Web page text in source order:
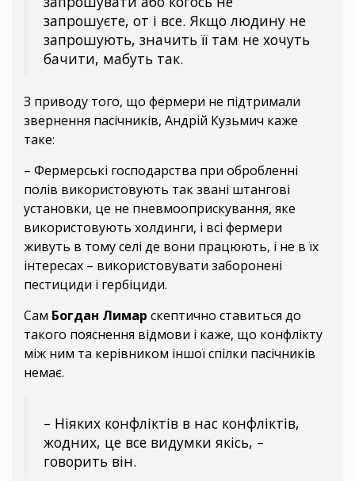
запрошуєте, от і все. Якщо людину не
запрошують, значить її там не хочуть
бачити, мабуть так.
З приводу того, що фермери не підтримали
звернення пасічників, Андрій Кузьмич каже
таке:
– Фермерські господарства при обробленні
полів використовують так звані штангові
установки, це не пневмооприскування, яке
використовують холдинги, і всі фермери
живуть в тому селі де вони працюють, і не в їх
інтересах – використовувати заборонені
пестициди і гербіциди.
Сам Богдан Лимар скептично ставиться до
такого пояснення відмови і каже, що конфлікту
між ним та керівником іншої спілки пасічників
немає.
– Ніяких конфліктів в нас конфліктів,
жодних, це все видумки якісь, –
говорить він.